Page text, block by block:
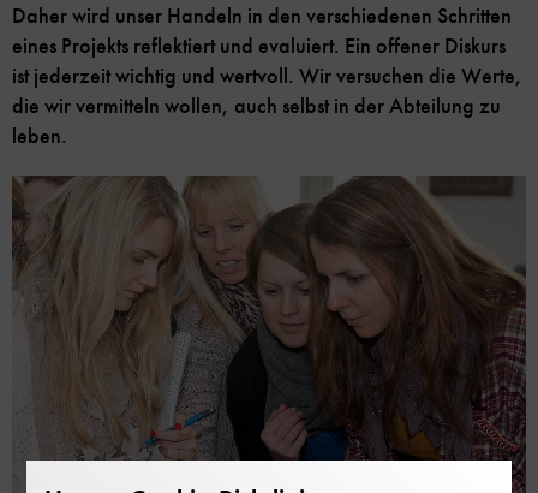
Daher wird unser Handeln in den verschiedenen Schritten
eines Projekts reflektiert und evaluiert. Ein offener Diskurs
ist jederzeit wichtig und wertvoll. Wir versuchen die Werte,
die wir vermitteln wollen, auch selbst in der Abteilung zu
leben.